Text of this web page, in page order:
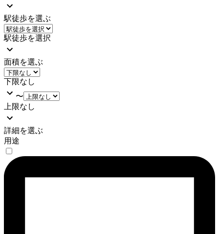
駅徒歩を選ぶ
駅徒歩を選択
面積を選ぶ
下限なし
〜
上限なし
詳細を選ぶ
用途